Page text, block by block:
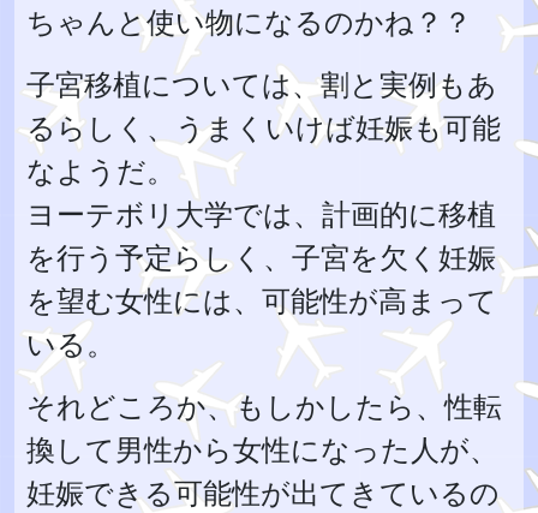
ちゃんと使い物になるのかね？？
子宮移植については、割と実例もあ
るらしく、うまくいけば妊娠も可能
なようだ。
ヨーテボリ大学では、計画的に移植
を行う予定らしく、子宮を欠く妊娠
を望む女性には、可能性が高まって
いる。
それどころか、もしかしたら、性転
換して男性から女性になった人が、
妊娠できる可能性が出てきているの